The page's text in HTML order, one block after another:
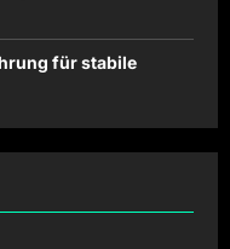
für stabile